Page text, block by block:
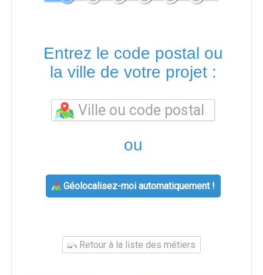
Entrez le code postal ou
la ville de votre projet :
ou
Géolocalisez-moi automatiquement !
Retour à la liste des métiers